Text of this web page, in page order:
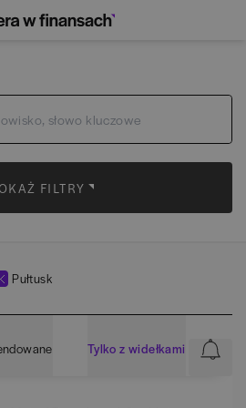
FILTRY
Pułtusk
Tylko z widełkami